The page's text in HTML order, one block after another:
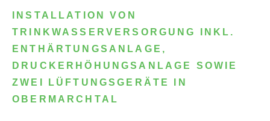
INSTALLATION VON
TRINKWASSERVERSORGUNG INKL.
ENTHÄRTUNGSANLAGE,
DRUCKERHÖHUNGSANLAGE SOWIE
ZWEI LÜFTUNGSGERÄTE IN
OBERMARCHTAL